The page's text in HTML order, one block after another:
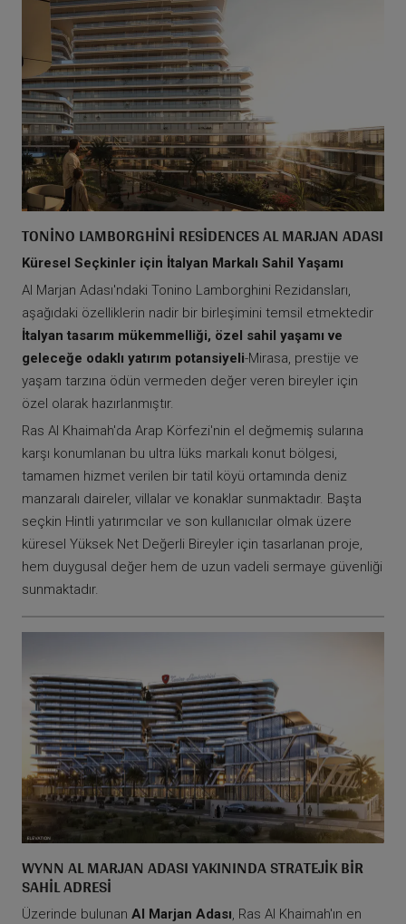
TONINO LAMBORGHINI RESIDENCES AL MARJAN ADASI
Küresel Seçkinler için İtalyan Markalı Sahil Yaşamı
Al Marjan Adası'ndaki Tonino Lamborghini Rezidansları,
aşağıdaki özelliklerin nadir bir birleşimini temsil etmektedir
İtalyan tasarım mükemmelliği, özel sahil yaşamı ve
geleceğe odaklı yatırım potansiyeli-Mirasa, prestije ve
yaşam tarzına ödün vermeden değer veren bireyler için
özel olarak hazırlanmıştır.
Ras Al Khaimah'da Arap Körfezi'nin el değmemiş sularına
karşı konumlanan bu ultra lüks markalı konut bölgesi,
tamamen hizmet verilen bir tatil köyü ortamında deniz
manzaralı daireler, villalar ve konaklar sunmaktadır. Başta
seçkin Hintli yatırımcılar ve son kullanıcılar olmak üzere
küresel Yüksek Net Değerli Bireyler için tasarlanan proje,
hem duygusal değer hem de uzun vadeli sermaye güvenliği
sunmaktadır.
WYNN AL MARJAN ADASI YAKININDA STRATEJIK BIR
SAHIL ADRESI
Üzerinde bulunan Al Marjan Adası, Ras Al Khaimah'ın en